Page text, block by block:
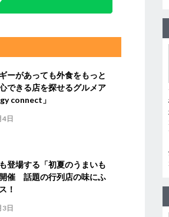
ーがあっても外食をもっと
できる店を探せるグルメア
connect」
4日
登場する「初夏のうまいも
催 話題の行列店の味にふ
！
3日